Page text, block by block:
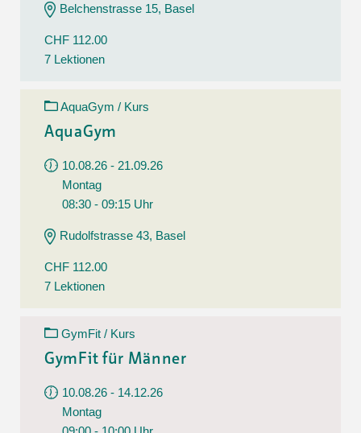
Belchenstrasse 15, Basel
CHF 112.00
7 Lektionen
AquaGym / Kurs
AquaGym
10.08.26 - 21.09.26
Montag
08:30 - 09:15 Uhr
Rudolfstrasse 43, Basel
CHF 112.00
7 Lektionen
GymFit / Kurs
GymFit für Männer
10.08.26 - 14.12.26
Montag